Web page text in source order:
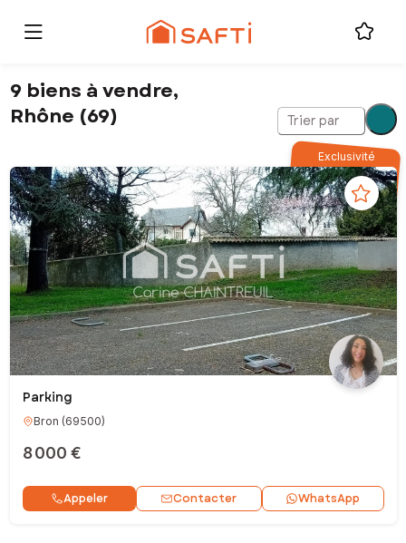
9 biens à vendre,
Rhône (69)
Trier par
Exclusivité
Parking
Bron (69500)
8 000 €
Appeler Contacter WhatsApp